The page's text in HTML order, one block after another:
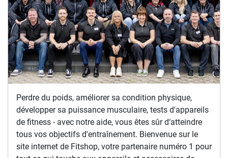
Perdre du poids, améliorer sa condition physique,
développer sa puissance musculaire, tests d'appareils
de fitness - avec notre aide, vous êtes sûr d‘atteindre
tous vos objectifs d'entraînement. Bienvenue sur le
site internet de Fitshop, votre partenaire numéro 1 pour